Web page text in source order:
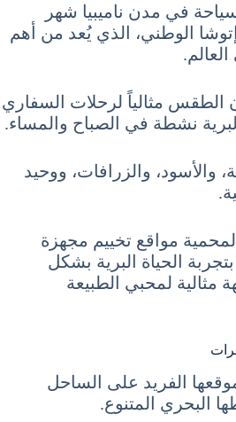
في مدن ناميبيا شهر
الوطني، الذي يُعد من أهم
الطقس مثالياً لرحلات السفاري
نشطة في الصباح والمساء.
والأسود، والزرافات، ووحيد
مواقع تخييم مجهزة
الحياة البرية بشكل
مثالية لمحبي الطبيعة
الفريد على الساحل
البحري المتنوع.